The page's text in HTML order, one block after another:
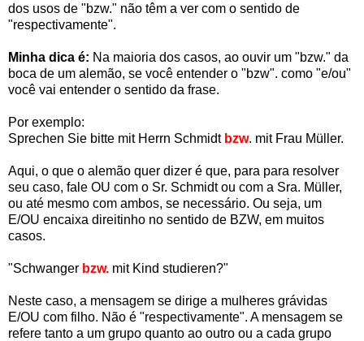
dos usos de "bzw." não têm a ver com o sentido de
"respectivamente".
Minha dica é: Na maioria dos casos, ao ouvir um "bzw." da
boca de um alemão, se você entender o "bzw". como "e/ou"
você vai entender o sentido da frase.
Por exemplo:
Sprechen Sie bitte mit Herrn Schmidt bzw. mit Frau Müller.
Aqui, o que o alemão quer dizer é que, para para resolver
seu caso, fale OU com o Sr. Schmidt ou com a Sra. Müller,
ou até mesmo com ambos, se necessário. Ou seja, um
E/OU encaixa direitinho no sentido de BZW, em muitos
casos.
"Schwanger bzw. mit Kind studieren?"
Neste caso, a mensagem se dirige a mulheres grávidas
E/OU com filho. Não é "respectivamente". A mensagem se
refere tanto a um grupo quanto ao outro ou a cada grupo